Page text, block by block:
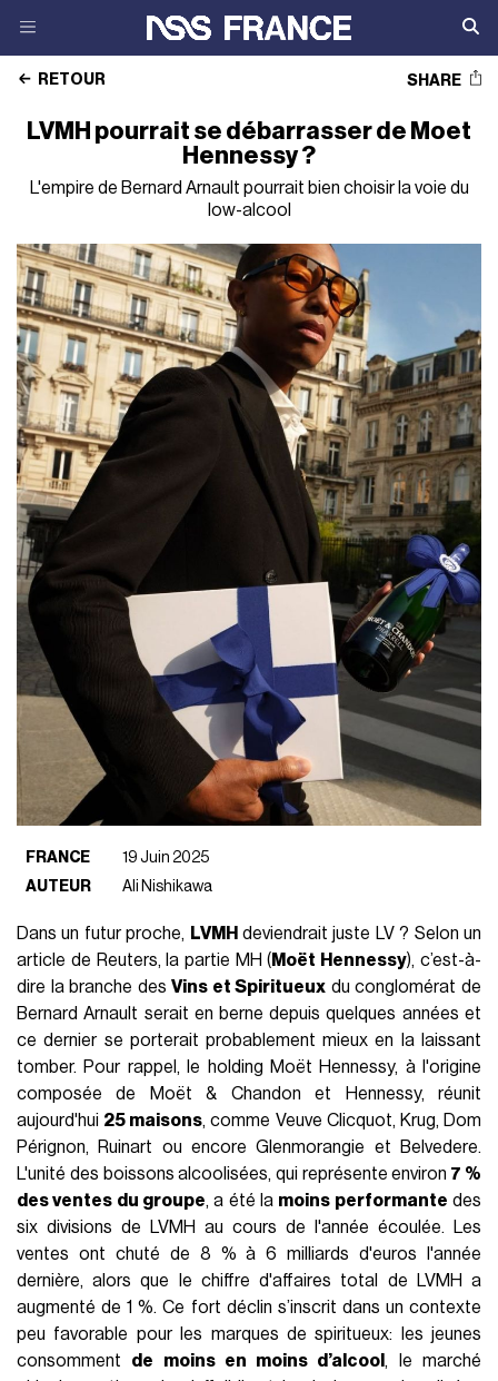
RETOUR SHARE
LVMH pourrait se débarrasser de Moet
Hennessy ?
L'empire de Bernard Arnault pourrait bien choisir la voie du
low-alcool
FRANCE
19 Juin 2025
AUTEUR
Ali Nishikawa
Dans un futur proche, LVMH deviendrait juste LV ? Selon un
article de Reuters, la partie MH ( Moët Hennessy), c’est-à-
dire la branche desVins et Spiritueux du conglomérat de
Bernard Arnault serait en berne depuis quelques années et
ce dernier se porterait probablement mieux en la laissant
tomber. Pour rappel, le holding Moët Hennessy, à l'origine
composée de Moët & Chandon et Hennessy, réunit
aujourd'hui 25 maisons, comme Veuve Clicquot, Krug, Dom
Pérignon, Ruinart ou encore Glenmorangie et Belvedere.
L'unité des boissons alcoolisées, qui représente environ 7 %
des ventes du groupe, a été la moins performante des
six divisions de LVMH au cours de l'année écoulée. Les
ventes ont chuté de 8 % à 6 milliards d'euros l'année
dernière, alors que le chiffre d'affaires total de LVMH a
augmenté de 1 %. Ce fort déclin s’inscrit dans un contexte
peu favorable pour les marques de spiritueux: les jeunes
consomment de moins en moins d’alcool , le marché